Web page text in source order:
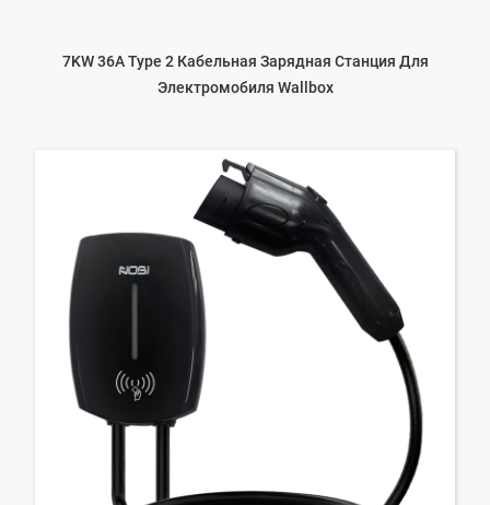
7KW 36A Type 2 Кабельная Зарядная Станция Для
Электромобиля Wallbox